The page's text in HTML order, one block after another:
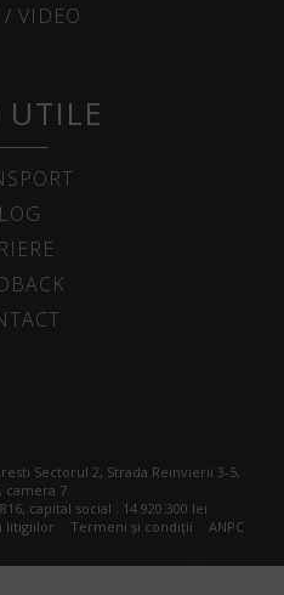
/ VIDEO
Sectorul 2, Strada Reinvierii 3-5,
camera 7
capital social : 14.920.300 lei
litigiilor Termeni și condiții ANPC